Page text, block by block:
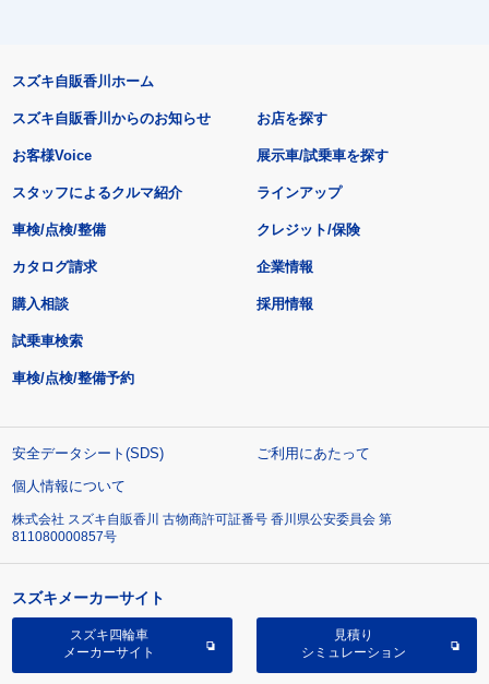
スズキ自販香川ホーム
スズキ自販香川からのお知らせ
お客様Voice
スタッフによるクルマ紹介
お店を探す
展示車/試乗車を探す
ラインアップ
車検/点検/整備 クレジット/保険
カタログ請求
購入相談
試乗車検索
車検/点検/整備予約
企業情報
採用情報
安全データシート(SDS)
ご利用にあたって
個人情報について
株式会社 スズキ自販香川 古物商許可証番号 香川県公安委員会 第
811080000857号
スズキメーカーサイト
スズキ四輪車
メーカーサイト
見積り
シミュレーション